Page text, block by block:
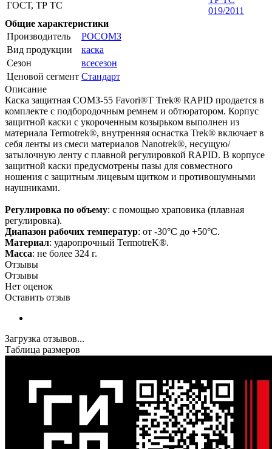
ГОСТ, ТР ТС
019/2011
Общие характеристики
Производитель
РОСОМЗ
Вид продукции
каска
Сезон
всесезон
Ценовой сегмент Стандарт
Описание
Каска защитная СОМЗ-55 Favori®T Trek® RAPID продается в
комплекте с подбородочным ремнем и обтюратором. Корпус
защитной каски с укороченным козырьком выполнен из
материала Termotrek®, внутренняя оснастка Trek® включает в
себя ленты из смеси материалов Nanotrek®, несущую/
затылочную ленту с плавной регулировкой RAPID. В корпусе
защитной каски предусмотрены пазы для совместного
ношения с защитным лицевым щитком и противошумными
наушниками.
Регулировка по объему: с помощью храповика (плавная
регулировка).
Диапазон рабочих температур: от -30°C до +50°C.
Материал: ударопрочный TermotreK®.
Масса: не более 324 г.
Отзывы
Отзывы
Нет оценок
Оставить отзыв
Загрузка отзывов...
Таблица размеров